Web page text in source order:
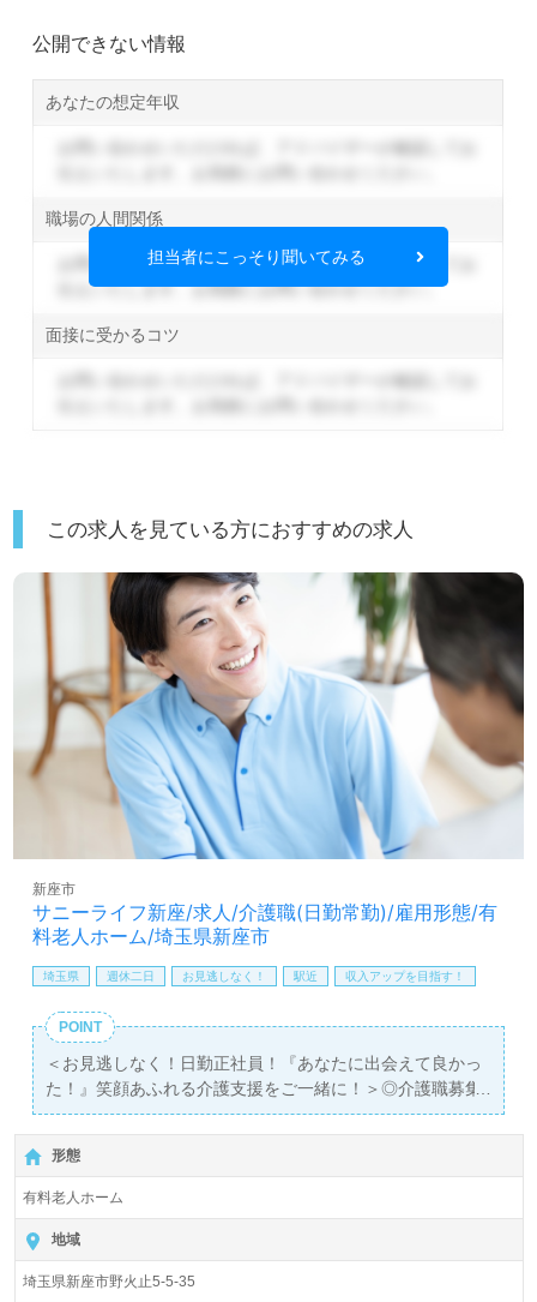
公開できない情報
あなたの想定年収
職場の人間関係
お問い合わせいただければ、アドバイザーが確認してお
伝えいたします。お気軽にお問い合わせください。
面接に受かるコツ
担当者にこっそり聞いてみる
この求人を見ている方におすすめの求人
サニーライフ新座/求人/介護職(日勤常勤)/雇用形態/有
料老人ホーム/埼玉県新座市
新座市
埼玉県 週休二日 お見逃しなく！ 駅近 収入アップを目指す！
POINT
＜お見逃しなく！日勤正社員！『あなたに出会えて良かっ
た！』笑顔あふれる介護支援をご一緒に！＞◎介護職募集
◎
【月給195,000円～223,000円/賞与2回】＊初任者研修以上
有資格者向け求人＊『新座駅』徒歩4分。
入居定員100名（100室/全室個室）『有料老人ホームサニ
ーライフ新座』株式会社川島コーポレーション（本社：千
葉県君津市）様の運営です。従業員数6,700名以上、全国
に145ヶ所以上の介護付き有料老人ホーム、デイサービス
形態
有料老人ホーム
地域
埼玉県新座市野火止5-5-35